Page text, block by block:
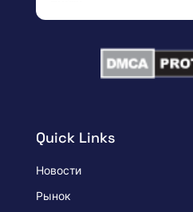
Quick Links
Новости
Рынок